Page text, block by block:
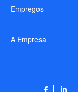
Empregos
A Empresa